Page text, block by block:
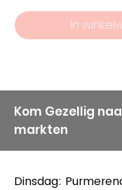
kwaliteit bij
vaandel
In
Kom Gezellig
markten
Dinsdag: